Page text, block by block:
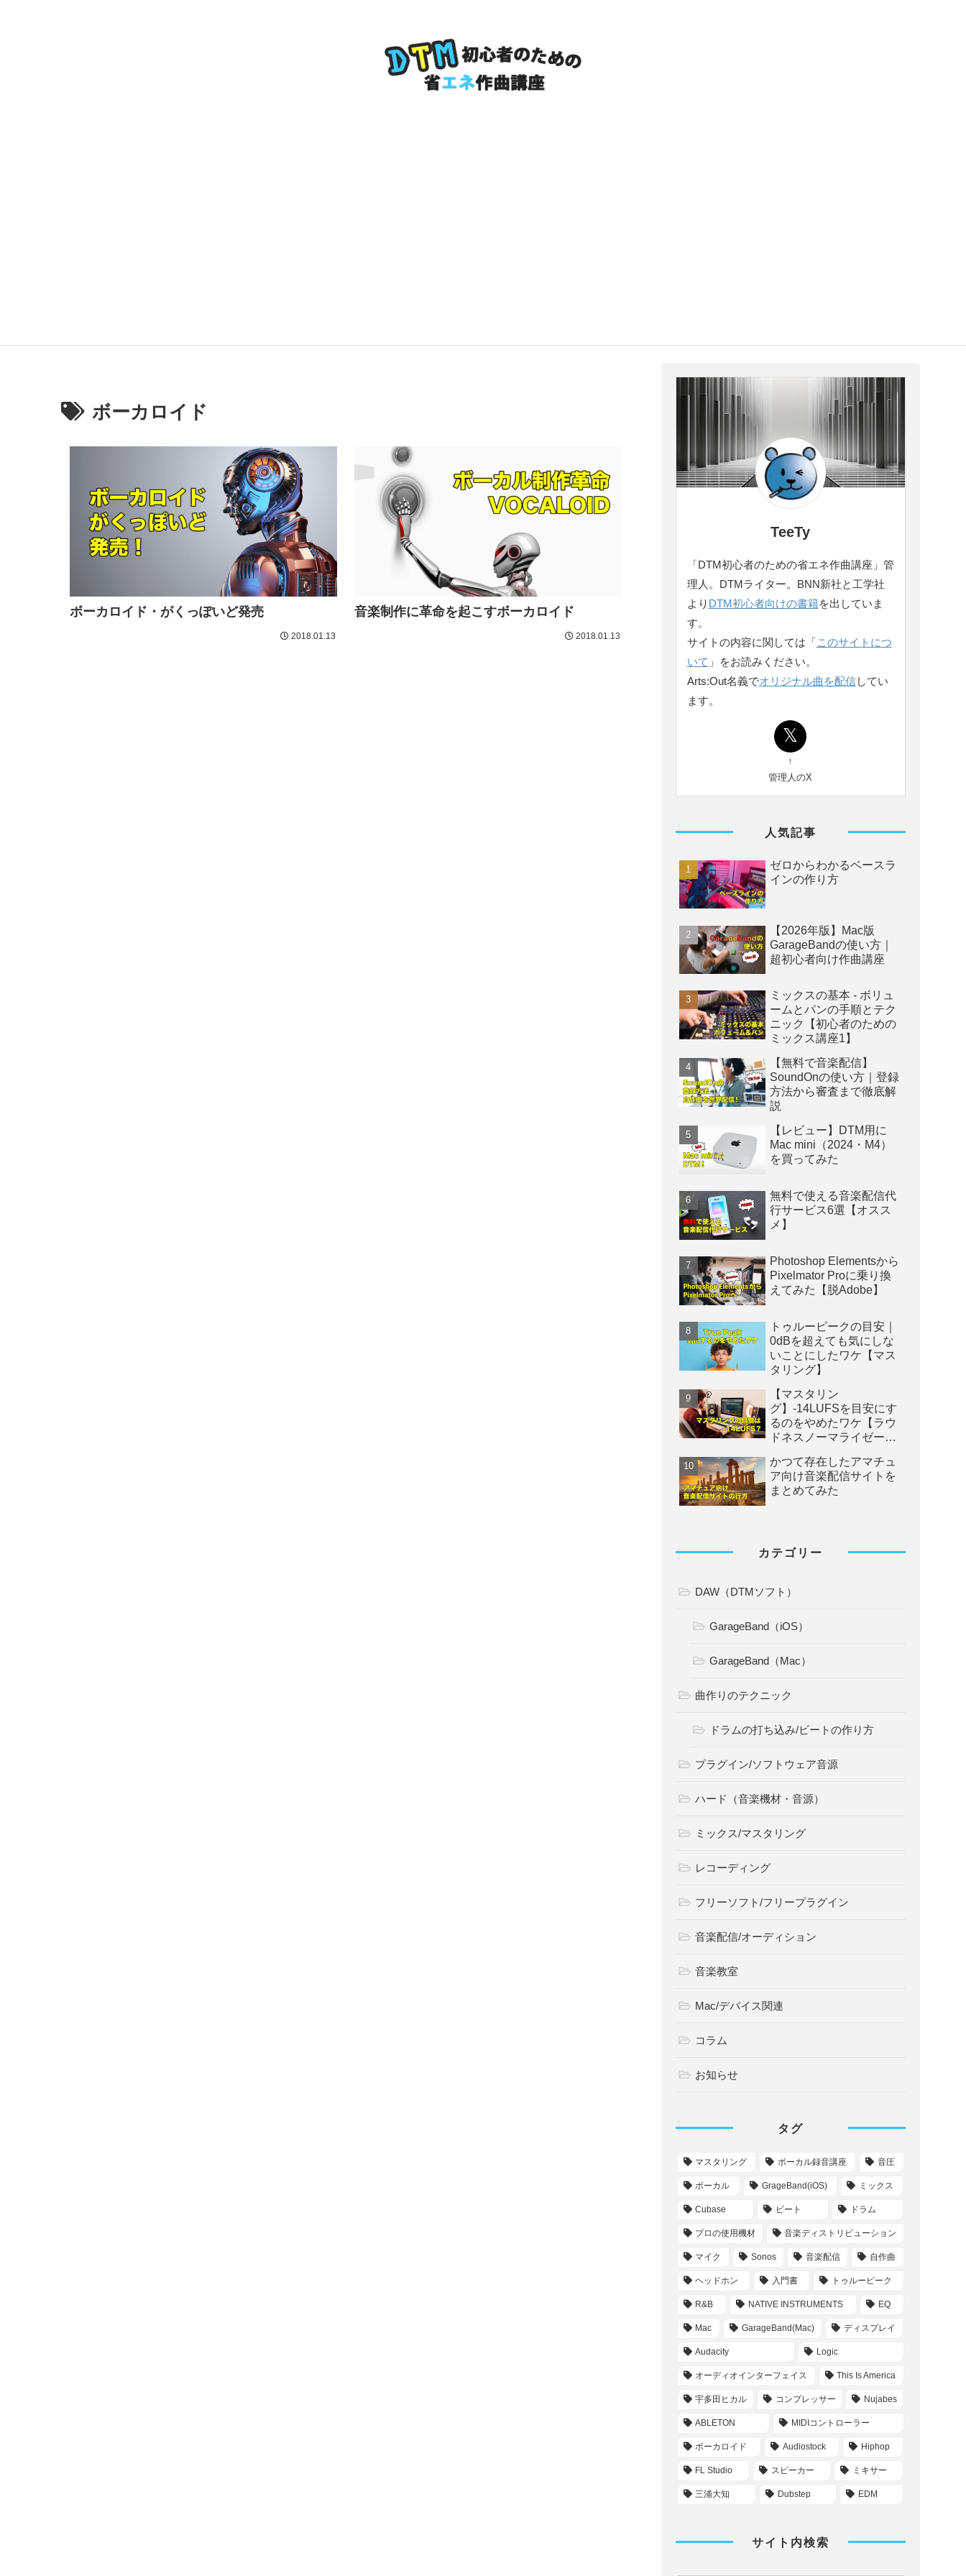
ボーカロイド
ボーカロイド・がくっぽいど発売
2018.01.13
音楽制作に革命を起こすボーカロイド
2018.01.13
TeeTy
「DTM初心者のための省エネ作曲講座」管
理人。DTMライター。BNN新社と工学社
より DTM初心者向けの書籍を出していま
す。
サイトの内容に関しては「このサイトにつ
いて 」をお読みください。
Arts:Out名義でオリジナル曲を配信してい
ます。
↑
管理人のX
人気記事
ゼロからわかるベースラ
インの作り方
【2026年版】Mac版
GarageBandの使い方｜
超初心者向け作曲講座
ミックスの基本 - ボリュ
ームとパンの手順とテク
ニック【初心者のための
ミックス講座1】
【無料で音楽配信】
SoundOnの使い方｜登録
方法から審査まで徹底解
説
【レビュー】DTM用に
Mac mini（2024・M4）
を買ってみた
無料で使える音楽配信代
行サービス6選【オスス
メ】
Photoshop Elementsから
Pixelmator Proに乗り換
えてみた【脱Adobe】
トゥルーピークの目安｜
0dBを超えても気にしな
いことにしたワケ【マス
タリング】
【マスタリン
グ】-14LUFSを目安にす
るのをやめたワケ【ラウ
ドネスノーマライゼーシ
かつて存在したアマチュ
ア向け音楽配信サイトを
まとめてみた
カテゴリー
DAW（DTMソフト）
GarageBand（iOS）
GarageBand（Mac）
曲作りのテクニック
ドラムの打ち込み/ビートの作り方
プラグイン/ソフトウェア音源
ハード（音楽機材・音源）
ミックス/マスタリング
レコーディング
フリーソフト/フリープラグイン
音楽配信/オーディション
音楽教室
Mac/デバイス関連
コラム
お知らせ
タグ
マスタリング ボーカル録音講座 音圧
ボーカル GrageBand(iOS) ミックス
Cubase ビート ドラム
プロの使用機材 音楽ディストリビューション
マイク Sonos 音楽配信 自作曲
ヘッドホン 入門書 トゥルーピーク
R&B NATIVE INSTRUMENTS EQ
Mac GarageBand(Mac) ディスプレイ
Audacity Logic
オーディオインターフェイス This Is America
宇多田ヒカル コンプレッサー Nujabes
ABLETON MIDIコントローラー
ボーカロイド Audiostock Hiphop
FL Studio スピーカー ミキサー
三浦大知 Dubstep EDM
サイト内検索